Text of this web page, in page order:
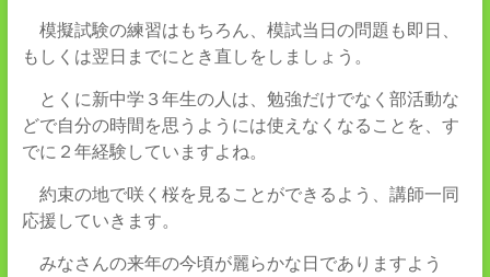
模擬試験の練習はもちろん、模試当日の問題も即日、
もしくは翌日までにとき直しをしましょう。
とくに新中学３年生の人は、勉強だけでなく部活動な
どで自分の時間を思うようには使えなくなることを、す
でに２年経験していますよね。
約束の地で咲く桜を見ることができるよう、講師一同
応援していきます。
みなさんの来年の今頃が麗らかな日でありますよう